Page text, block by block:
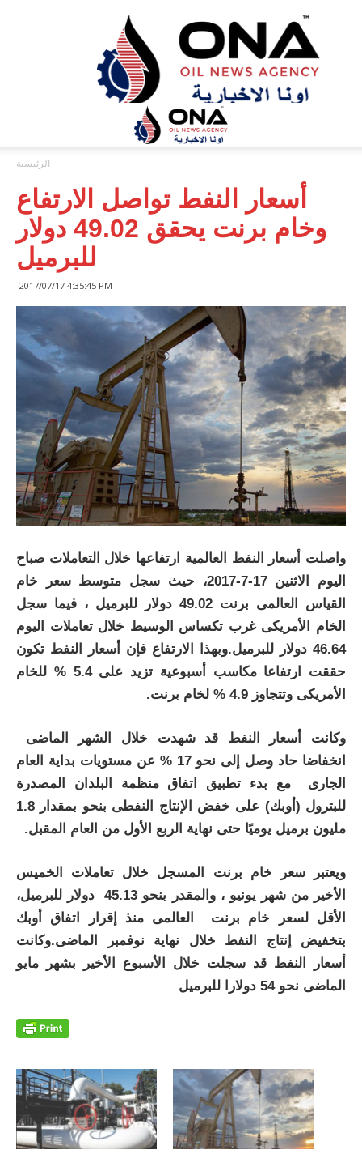
ONA™
NEWS
/
أونا
الاخبارية
الرئيسية
أسعار النفط تواصل الارتفاع
وخام برنت يحقق 49.02 دولار
للبرميل
2017/07/17 4:35:45 PM
واصلت أسعار النفط العالمية ارتفاعها خلال التعاملات صباح
اليوم الاثنين 17-7-2017، حيث سجل متوسط سعر خام
القياس العالمى برنت 49.02 دولار للبرميل ، فيما سجل
الخام الأمريكى غرب تكساس الوسيط خلال تعاملات اليوم
46.64 دولار للبرميل.وبهذا الارتفاع فإن أسعار النفط تكون
حققت ارتفاعا مكاسب أسبوعية تزيد على 5.4 % للخام
الأمريكى وتتجاوز 4.9 % لخام برنت
.
وكانت أسعار النفط قد شهدت خلال الشهر الماضى
انخفاضا حاد وصل إلى نحو 17 % عن مستويات بداية العام
الجارى مع بدء تطبيق اتفاق منظمة البلدان المصدرة
للبترول (أوبك) على خفض الإنتاج النفطى بنحو بمقدار 1.8
مليون برميل يوميًا حتى نهاية الربع الأول من العام المقبل.
ويعتبر سعر خام برنت المسجل خلال تعاملات الخميس
الأخير من شهر يونيو ، والمقدر بنحو 45.13 دولار للبرميل،
الأقل لسعر خام برنت العالمى منذ إقرار اتفاق أوبك
بتخفيض إنتاج النفط خلال نهاية نوفمبر الماضى.وكانت
أسعار النفط قد سجلت خلال الأسبوع الأخير بشهر مايو
الماضى نحو 54 دولارا للبرميل